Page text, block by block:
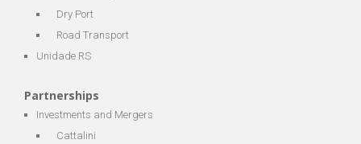
Dry Port
Road Transport
Unidade RS
Partnerships
Investments and Mergers
Cattalini